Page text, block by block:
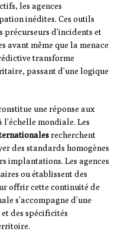
les agences
inédites. Ces outils
précurseurs d’incidents et
avant même que la menace
transforme
passant d’une logique
une réponse aux
mondiale. Les
recherchent
des standards homogènes
implantations. Les agences
ou établissent des
offrir cette continuité de
s’accompagne d’une
des spécificités